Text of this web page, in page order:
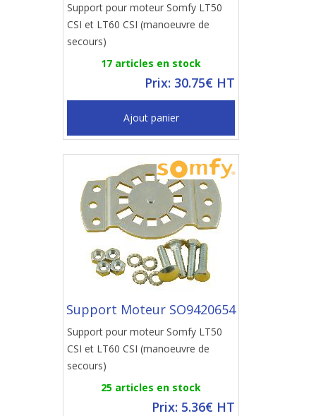
Support pour moteur Somfy LT50
CSI et LT60 CSI (manoeuvre de
secours)
17 articles en stock
Prix: 30.75€ HT
Ajout panier
Support Moteur SO9420654
Support pour moteur Somfy LT50
CSI et LT60 CSI (manoeuvre de
secours)
25 articles en stock
Prix: 5.36€ HT